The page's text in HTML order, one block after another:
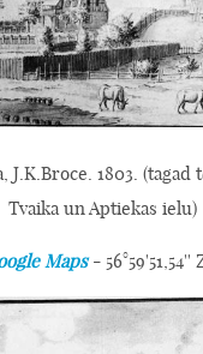
J.K.Broce. 1803.
Tvaika un Aptiekas ielu)
Maps- 56°59'51,54''